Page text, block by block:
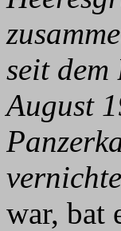
seit dem
August
war, bat